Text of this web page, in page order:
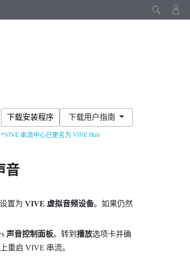
下载安装程序
*VIVE 串流中心已更名为 VIVE Hub
下载用户指南
音
置为 VIVE 虚拟音频设备。如果仍然
声音控制面板。转到 播放选项卡并确
重启 VIVE 串流。